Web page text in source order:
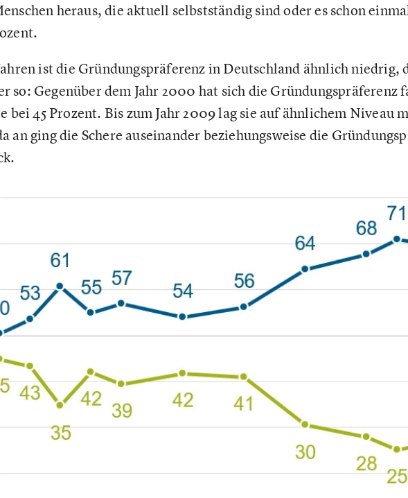
heraus, die aktuell selbstständig sind oder es schon
ist die Gründungspräferenz in Deutschland ähnlich niedrig,
so: Gegenüber dem Jahr 2000 hat sich die Gründungspräferenz
bei 45 Prozent. Bis zum Jahr 2009 lag sie auf ähnlichem Niveau
an ging die Schere auseinander beziehungsweise die